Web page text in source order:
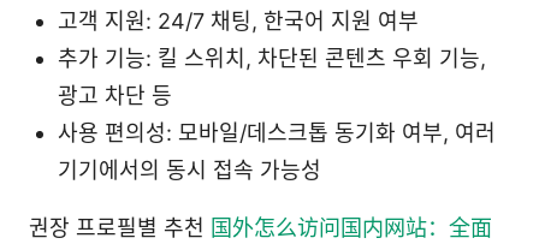
고객 지원: 24/7 채팅, 한국어 지원 여부
추가 기능: 킬 스위치, 차단된 콘텐츠 우회 기능,
광고 차단 등
사용 편의성: 모바일/데스크톱 동기화 여부, 여러
기기에서의 동시 접속 가능성
권장 프로필별 추천 国外怎么访问国内网站：全面